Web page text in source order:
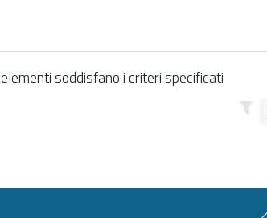
elementi soddisfano i criteri specificati